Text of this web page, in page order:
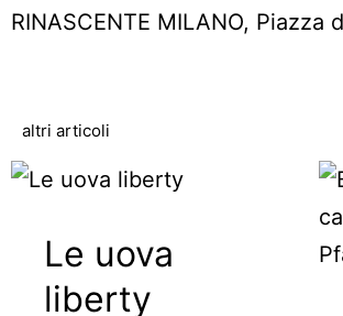
RINASCENTE MILANO,
altri articoli
Le uova
liberty